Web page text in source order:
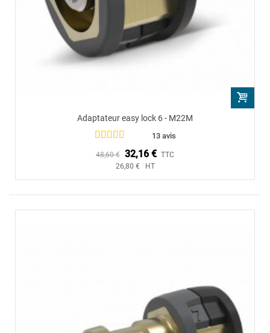
Adaptateur easy lock 6 - M22M
13 avis
48,60 € 32,16 € TTC
26,80 € HT